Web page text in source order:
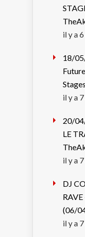
il y a
18/
Stages
il y a
20/
LE
il y a
DJ
(06/
il y a